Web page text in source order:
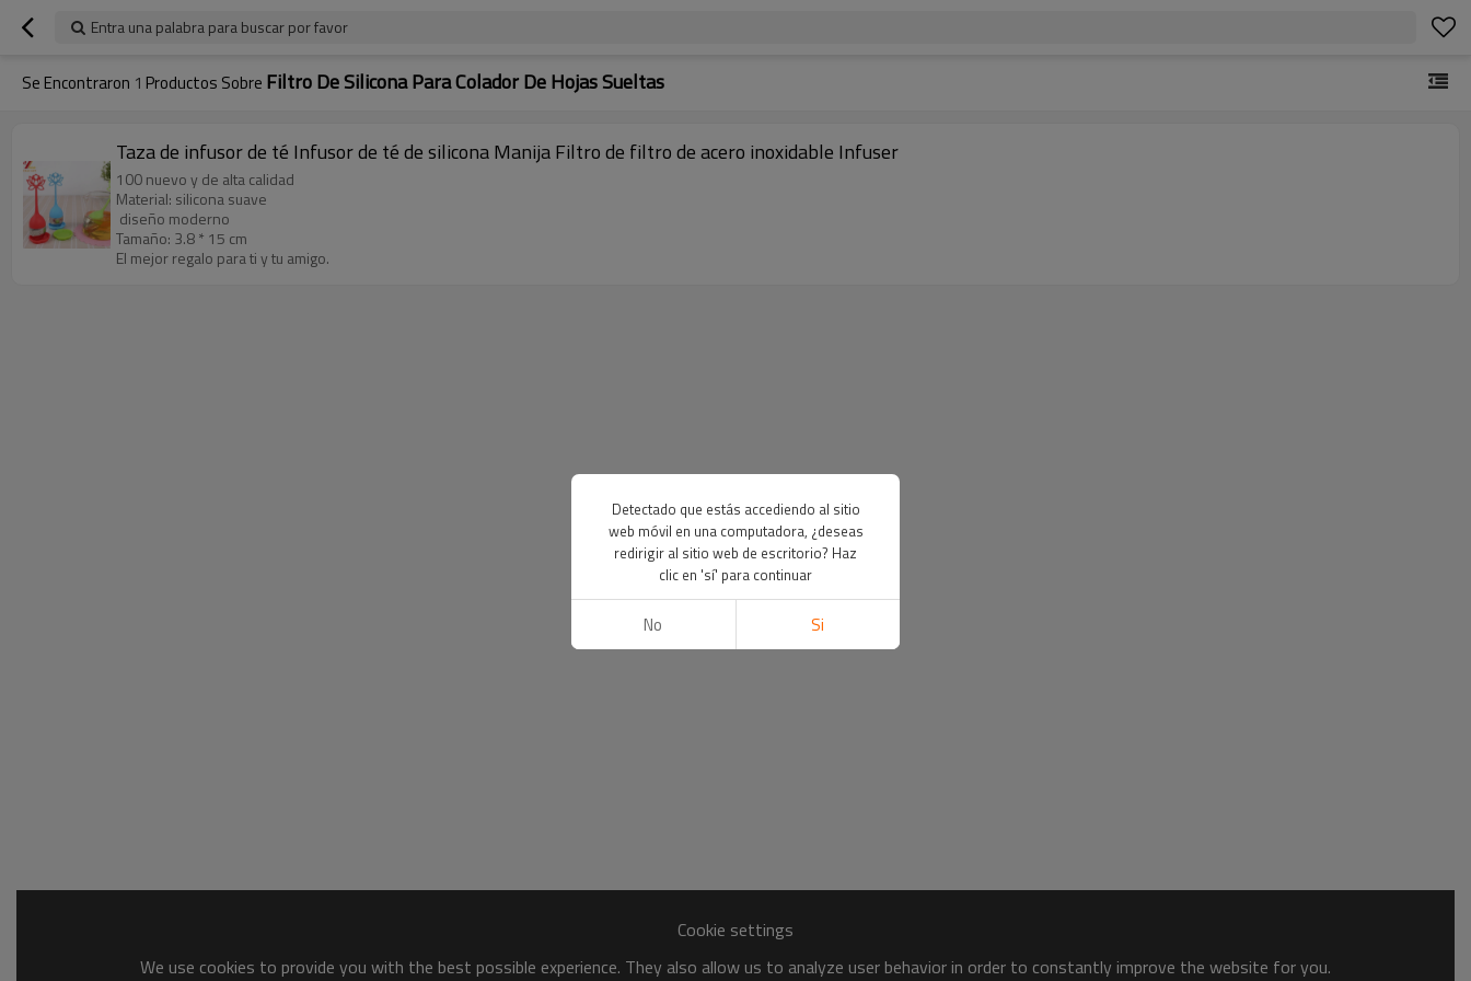
Entra una palabra para buscar por favor
Se Encontraron 1 Productos Sobre Filtro De Silicona Para Colador De Hojas Sueltas
Taza de infusor de té Infusor de té de silicona Manija Filtro de filtro de acero inoxidable Infuser
100 nuevo y de alta calidad
Material: silicona suave
diseño moderno
Tamaño: 3.8 * 15 cm
El mejor regalo para ti y tu amigo.
Cookie settings
We use cookies to provide you with the best possible experience. They also allow us to analyze user behavior in order to constantly improve the website for you.
Detectado que estás accediendo al sitio
web móvil en una computadora, ¿deseas
redirigir al sitio web de escritorio? Haz
clic en 'sí' para continuar
No Si